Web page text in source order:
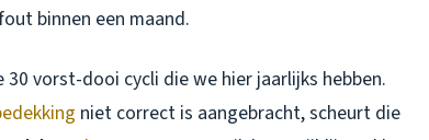
binnen een maand.
vorst-dooi cycli die we hier jaarlijks hebben.
niet correct is aangebracht, scheurt die